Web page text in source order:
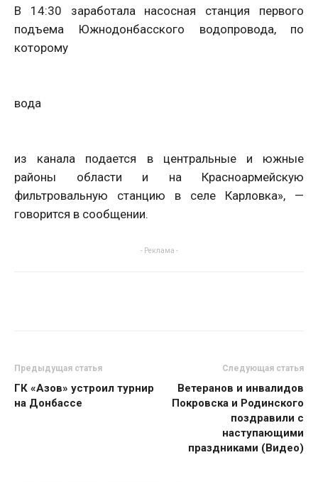
В 14:30 заработала насосная станция первого
подъема Южнодонбасского водопровода, по
которому
вода
из канала подается в центральные и южные
районы области и на Красноармейскую
фильтровальную станцию в селе Карловка», —
говорится в сообщении.
- Реклама -
Предыдущая статья
ГК «Азов» устроил турнир
на Донбассе
Следующая статья
Ветеранов и инвалидов
Покровска и Родинского
поздравили с
наступающими
праздниками (Видео)